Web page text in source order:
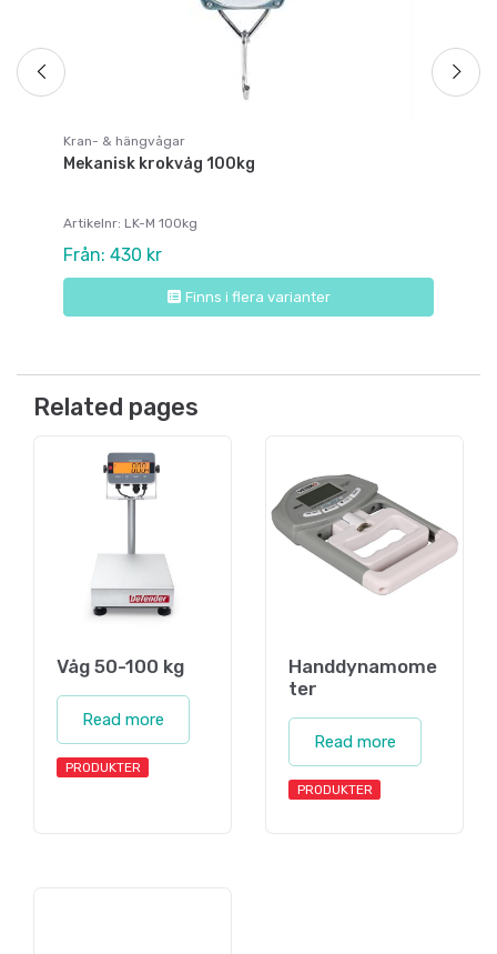
Kran- & hängvågar
Mekanisk krokvåg 100kg
Artikelnr: LK-M 100kg
Från: 430 kr
Finns i flera varianter
Related pages
Våg 50-100 kg
Read more
PRODUKTER
Handdynamome
ter
Read more
PRODUKTER